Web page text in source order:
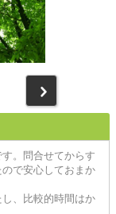
。問合せてからす
で安心しておまか
、比較的時間はか